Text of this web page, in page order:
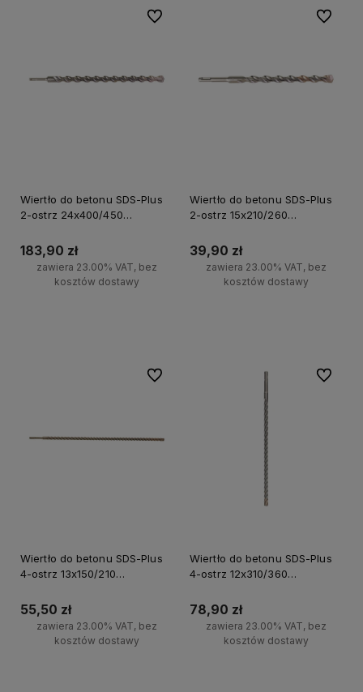
Wiertło do betonu SDS-Plus
2-ostrz 24x400/450
183,90 zł
zawiera 23.00% VAT, bez
kosztów dostawy
Do ulubionych
Wiertło do betonu SDS-Plus
2-ostrz 15x210/260
39,90 zł
zawiera 23.00% VAT, bez
kosztów dostawy
Do
Wiertło do betonu SDS-Plus
4-ostrz 13x150/210
55,50 zł
zawiera 23.00% VAT, bez
kosztów dostawy
Do ulubionych
Wiertło do betonu SDS-Plus
4-ostrz 12x310/360
78,90 zł
zawiera 23.00% VAT, bez
kosztów dostawy
Do